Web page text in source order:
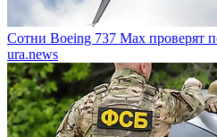
Сотни Boeing 737 Max проверят
ura.news